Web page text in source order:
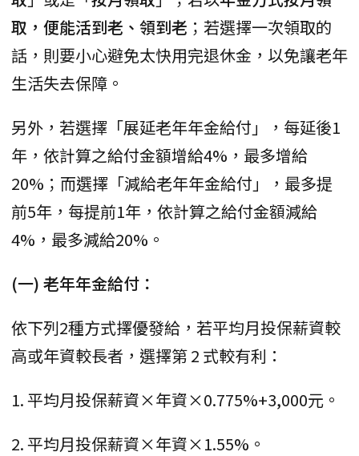
取，便能活到老、領到老 ；若選擇一次領取的
話，則要小心避免太快用完退休金，以免讓老年
生活失去保障。
另外，若選擇「展延老年年金給付」，每延後1
年，依計算之給付金額增給4%，最多增給
20%；而選擇「減給老年年金給付」，最多提
前5年，每提前1年，依計算之給付金額減給
4%，最多減給20%。
(一) 老年年金給付：
依下列2種方式擇優發給，若平均月投保薪資較
高或年資較長者，選擇第 2 式較有利：
1. 平均月投保薪資×年資×0.775%+3,000元。
2. 平均月投保薪資×年資×1.55%。